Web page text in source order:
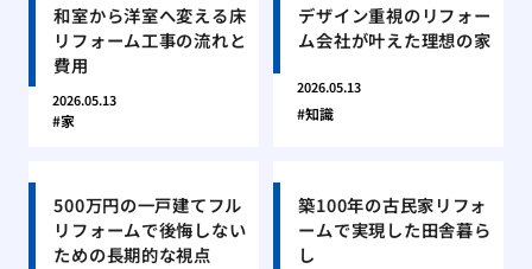
和室から洋室へ変える床
リフォーム工事の流れと
費用
2026.05.13
家
デザイン重視のリフォー
ム会社が叶えた理想の家
2026.05.13
知識
500万円の一戸建てフル
リフォームで後悔しない
ための長期的な視点
築100年の古民家リフォ
ームで実現した田舎暮ら
し